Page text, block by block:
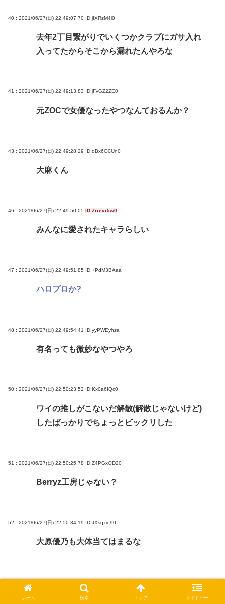
40 : 2021/06/27(日) 22:49:07.70 ID:jfXRzM4i0
去年2丁目繋がりでいくつかクラブにガサ入れ
入ってたからそこから漏れたんやろな
41 : 2021/06/27(日) 22:49:13.83 ID:jFvGZ2ZE0
元ZOCで女優なったやつなんておるんか？
43 : 2021/06/27(日) 22:49:28.29 ID:dBx6O0Un0
大麻くん
46 : 2021/06/27(日) 22:49:50.05 ID:Zrrevr5w0
みんなに愛されたキャラらしい
47 : 2021/06/27(日) 22:49:51.85 ID:+PdM3BAaa
ハロプロか?
48 : 2021/06/27(日) 22:49:54.41 ID:yyPWEyhza
有名っても微妙なやつやろ
50 : 2021/06/27(日) 22:50:23.52 ID:Kx0a6IQc0
ワイの推しがこないだ解散(解散じゃないけど)
したばっかりでちょっとビックリした
51 : 2021/06/27(日) 22:50:25.78 ID:Z4PGxOD20
Berryz工房じゃない？
52 : 2021/06/27(日) 22:50:34.19 ID:JXsqxyI90
大原優乃も大体当てはまるな
5人組で一世風靡で女優、全くわからん
ホーム 検索 トップ サイドバー